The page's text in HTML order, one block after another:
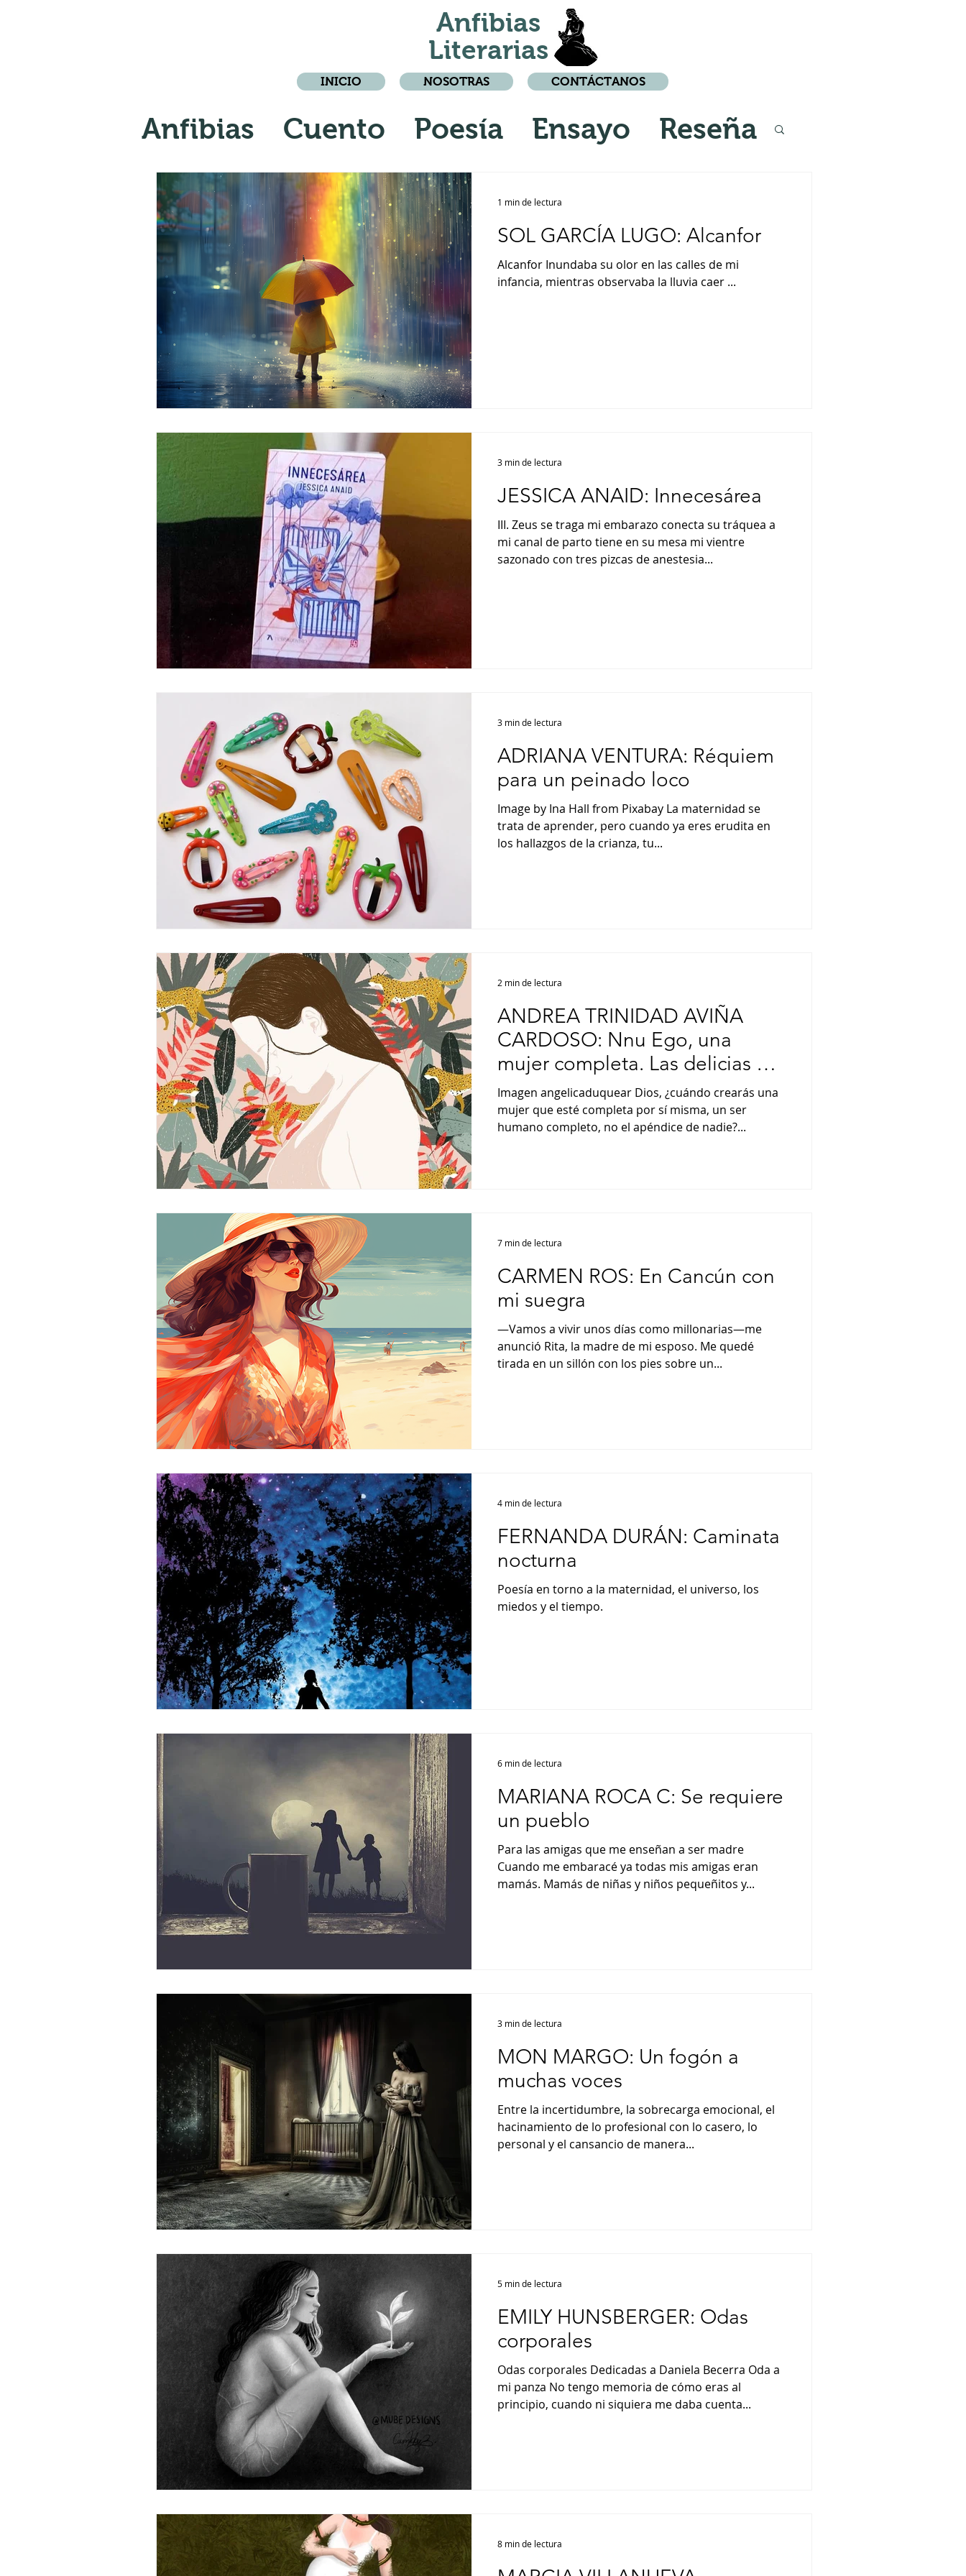
Anfibias
Literarias
INICIO NOSOTRAS CONTÁCTANOS
Anfibias Cuento Poesía Ensayo
Reseña
Crónica
Relato
SOL GARCÍA LUGO: Alcanfor
Alcanfor Inundaba su olor en las calles de mi
infancia, mientras observaba la lluvia caer ...
1 min de lectura
JESSICA ANAID: Innecesárea
III. Zeus se traga mi embarazo conecta su tráquea a
mi canal de parto tiene en su mesa mi vientre
sazonado con tres pizcas de anestesia...
3 min de lectura
ADRIANA VENTURA: Réquiem
para un peinado loco
Image by Ina Hall from Pixabay La maternidad se
trata de aprender, pero cuando ya eres erudita en
los hallazgos de la crianza, tu...
3 min de lectura
ANDREA TRINIDAD AVIÑA
CARDOSO: Nnu Ego, una
mujer completa. Las delicias de
la maternidad.
Imagen angelicaduquear Dios, ¿cuándo crearás una
mujer que esté completa por sí misma, un ser
humano completo, no el apéndice de nadie?...
2 min de lectura
CARMEN ROS: En Cancún con
mi suegra
—Vamos a vivir unos días como millonarias—me
anunció Rita, la madre de mi esposo. Me quedé
tirada en un sillón con los pies sobre un...
7 min de lectura
FERNANDA DURÁN: Caminata
nocturna
Poesía en torno a la maternidad, el universo, los
miedos y el tiempo.
4 min de lectura
MARIANA ROCA C: Se requiere
un pueblo
Para las amigas que me enseñan a ser madre
Cuando me embaracé ya todas mis amigas eran
mamás. Mamás de niñas y niños pequeñitos y...
6 min de lectura
MON MARGO: Un fogón a
muchas voces
Entre la incertidumbre, la sobrecarga emocional, el
hacinamiento de lo profesional con lo casero, lo
personal y el cansancio de manera...
3 min de lectura
EMILY HUNSBERGER: Odas
corporales
Odas corporales Dedicadas a Daniela Becerra Oda a
mi panza No tengo memoria de cómo eras al
principio, cuando ni siquiera me daba cuenta...
5 min de lectura
8 min de lectura